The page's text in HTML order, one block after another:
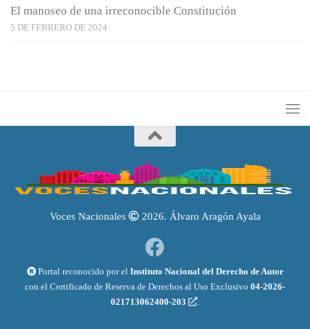
El manoseo de una irreconocible Constitución
5 DE FEBRERO DE 2024
Voces Nacionales 2026. Álvaro Aragón Ayala
Portal reconocido por el Instituto Nacional del Derecho de Autor
con el Certificado de Reserva de Derechos al Uso Exclusivo 04-2026-
021713062400-203
.